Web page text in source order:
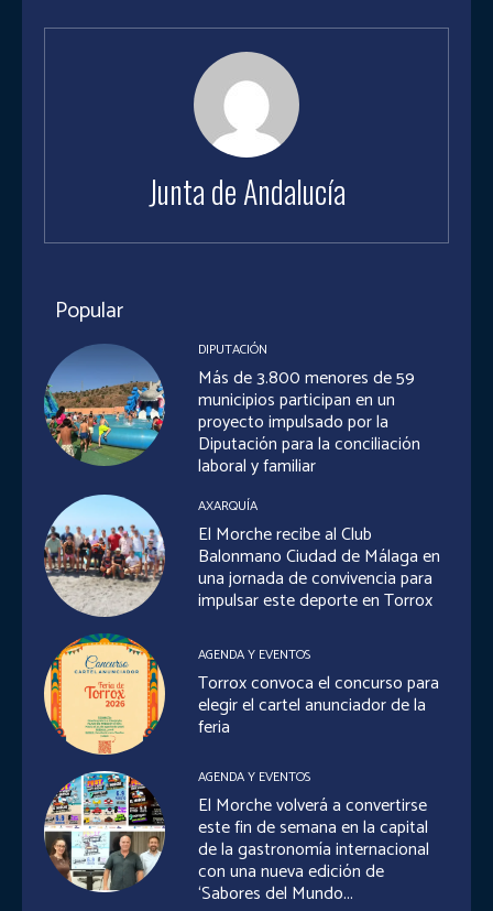
Junta de Andalucía
Popular
DIPUTACIÓN
Más de 3.800 menores de 59
municipios participan en un
proyecto impulsado por la
Diputación para la conciliación
laboral y familiar
AXARQUÍA
El Morche recibe al Club
Balonmano Ciudad de Málaga en
una jornada de convivencia para
impulsar este deporte en Torrox
AGENDA Y EVENTOS
Torrox convoca el concurso para
elegir el cartel anunciador de la
feria
AGENDA Y EVENTOS
El Morche volverá a convertirse
este fin de semana en la capital
de la gastronomía internacional
con una nueva edición de
‘Sabores del Mundo...